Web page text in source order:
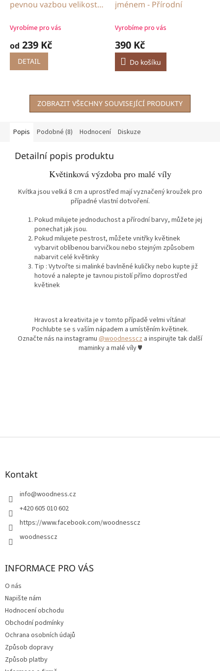
pevnou vazbou velikost
Vyrobíme pro vás
od 239 Kč
DETAIL
jménem - Přírodní
Vyrobíme pro vás
390 Kč
Do košíku
ZOBRAZIT VŠECHNY SOUVISEJÍCÍ PRODUKTY
Popis Podobné (8) Hodnocení Diskuze
Detailní popis produktu
Květinková výzdoba pro malé víly
Kvítka jsou velká 8 cm a uprostřed mají vyznačený kroužek pro
případné vlastní dotvoření.
Pokud milujete jednoduchost a přírodní barvy, můžete jej
ponechat jak jsou.
Pokud milujete pestrost, můžete vnitřky květinek
vybarvit oblíbenou barvičkou nebo stejným způsobem
nabarvit celé květinky
Tip : Vytvořte si malinké bavlněné kuličky nebo kupte již
hotové a nalepte je tavnou pistolí přímo doprostřed
květinek
Hravost a kreativita je v tomto případě velmi vítána!
Pochlubte se s vaším nápadem a umístěním květinek.
Označte nás na instagramu @woodnesscz a inspirujte tak další
maminky a malé víly ♥
Z
Kontakt
info@woodness.cz
+420 605 010 602
https://www.facebook.com/woodnesscz
woodnesscz
INFORMACE PRO VÁS
O nás
Napište nám
Hodnocení obchodu
Obchodní podmínky
Ochrana osobních údajů
Způsob dopravy
Způsob platby